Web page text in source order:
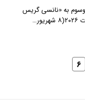
به «نانسی گریس
۶